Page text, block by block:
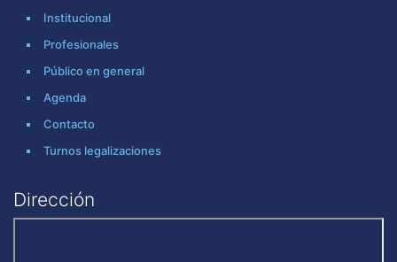
Institucional
Profesionales
Público en general
Agenda
Contacto
Turnos legalizaciones
Dirección